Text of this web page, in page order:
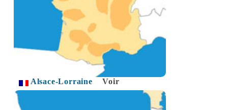
Alsace-Lorraine Voir